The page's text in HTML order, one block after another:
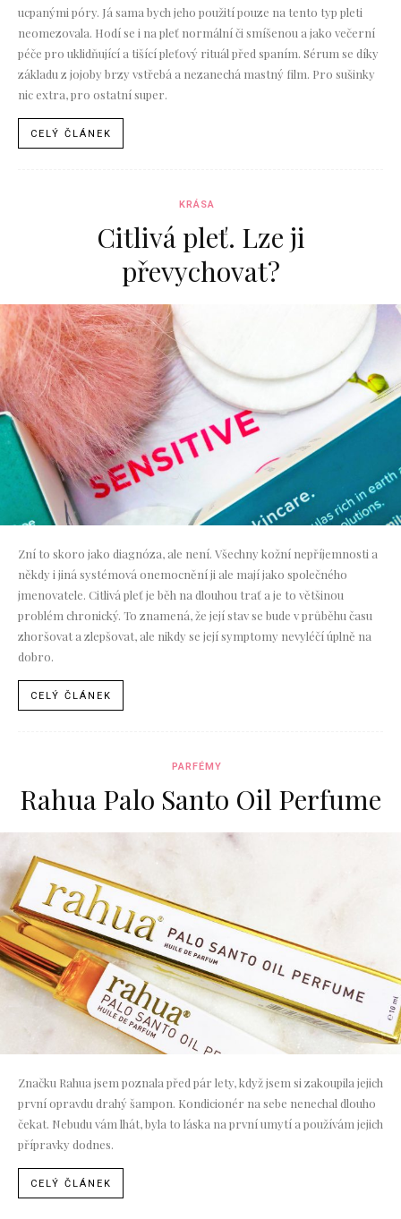
ucpanými póry. Já sama bych jeho použití pouze na tento typ pleti
neomezovala. Hodí se i na pleť normální či smíšenou a jako večerní
péče pro uklidňující a tišící pleťový rituál před spaním. Sérum se díky
základu z jojoby brzy vstřebá a nezanechá mastný film. Pro sušinky
nic extra, pro ostatní super.
CELÝ ČLÁNEK
KRÁSA
Citlivá pleť. Lze ji
převychovat?
Zní to skoro jako diagnóza, ale není. Všechny kožní nepříjemnosti a
někdy i jiná systémová onemocnění ji ale mají jako společného
jmenovatele. Citlivá pleť je běh na dlouhou trať a je to většinou
problém chronický. To znamená, že její stav se bude v průběhu času
zhoršovat a zlepšovat, ale nikdy se její symptomy nevyléčí úplně na
dobro.
CELÝ ČLÁNEK
PARFÉMY
Rahua Palo Santo Oil Perfume
Značku Rahua jsem poznala před pár lety, když jsem si zakoupila jejich
první opravdu drahý šampon. Kondicionér na sebe nenechal dlouho
čekat. Nebudu vám lhát, byla to láska na první umytí a používám jejich
přípravky dodnes.
CELÝ ČLÁNEK